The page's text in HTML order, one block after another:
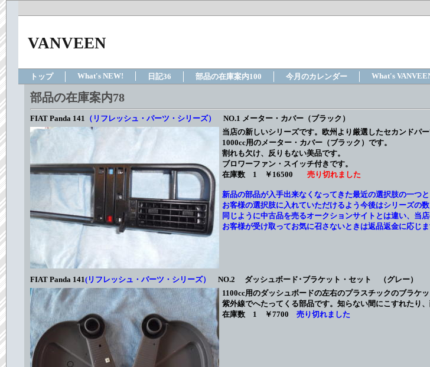
VANVEEN
トップ What's NEW! 日記36 部品の在庫案内100 今月のカレンダー What's
部品の在庫案内78
FIAT Panda 141 （リフレッシュ・パーツ・シリーズ）
NO.1 メーター・カバー（ブラック）
当店の新しいシリーズです。欧州より厳選したセカンドパ
1000cc用のメーター・カバー（ブラック）です。
割れも欠け、反りもない美品です。
ブロワーファン・スイッチ付きです。
在庫数 1 ￥16500 売り切れました
新品の部品が入手出来なくなってきた最近の選択肢の一つと
お客様の選択肢に入れていただけるよう今後はシリーズの
同じように中古品を売るオークションサイトとは違い、当
お客様が受け取ってお気に召さないときは返品返金に応じま
FIAT Panda 141(リフレッシュ・パーツ・シリーズ）
NO.2 ダッシュボード･ブラケット・セット （グレー）
1100cc用のダッシュボードの左右のプラスチックのブラケッ
紫外線でへたってくる部品です。知らない間にこすれたり
在庫数 1 ￥7700 売り切れました